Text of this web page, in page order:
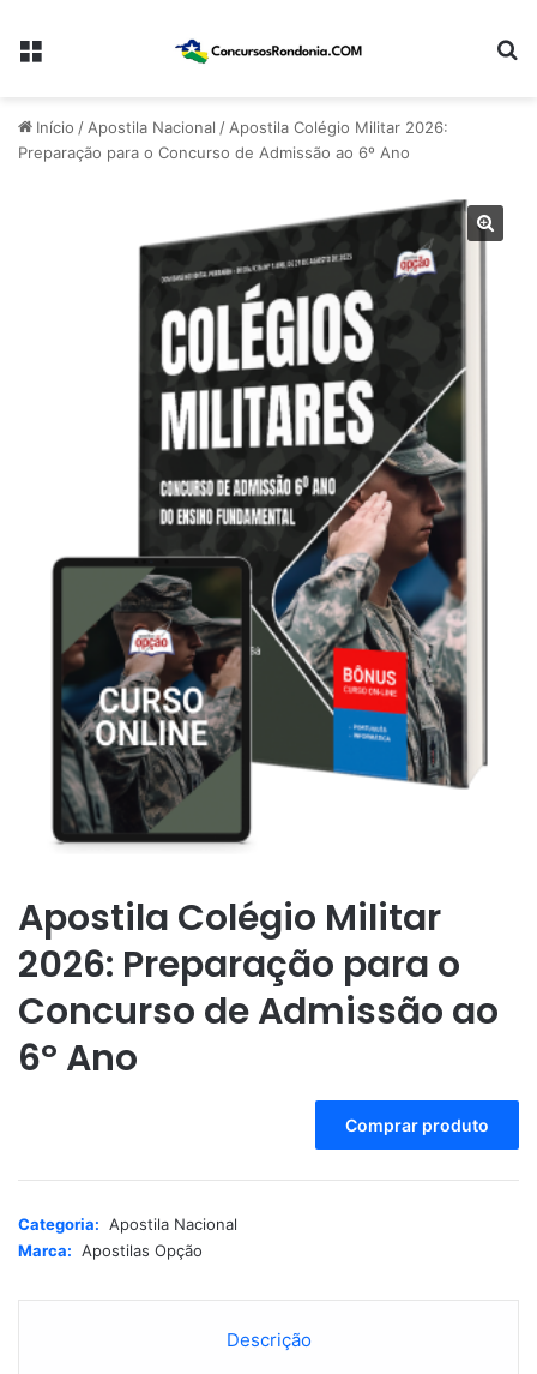
Menu
Início /Apostila Nacional /Apostila Colégio Militar 2026:
Preparação para o Concurso de Admissão ao 6º Ano
Apostila Colégio Militar
2026: Preparação para o
Concurso de Admissão ao
6º Ano
Comprar produto
Categoria: Apostila Nacional
Marca: Apostilas Opção
Descrição